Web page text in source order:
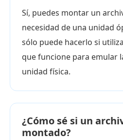
Sí, puedes montar un
necesidad de una unidad
sólo puede hacerlo si
que funcione para emular
unidad física.
¿Cómo sé si un
montado?